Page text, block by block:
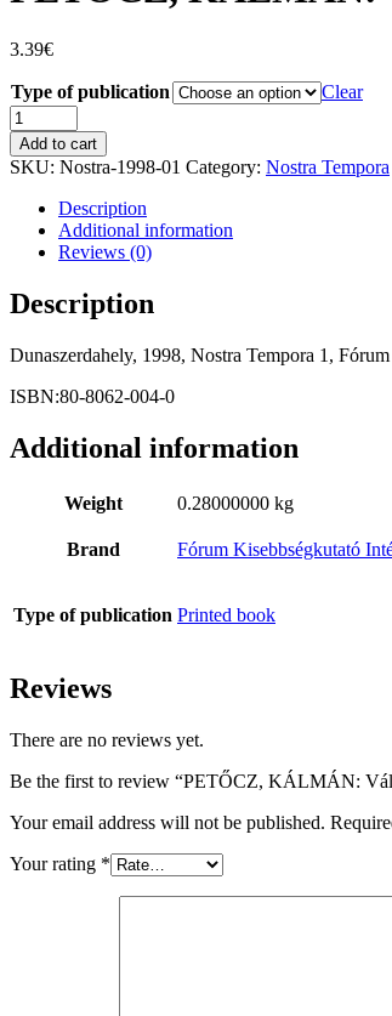
3.39€
Type of publication
Clear
PETŐCZ,
KÁLMÁN:
Választások
és
felosztások
quantity
Add to cart
SKU: Nostra-1998-01 Category: Nostra Tempora
Description
Additional information
Reviews (0)
Description
Dunaszerdahely, 1998, Nostra Tempora 1,
ISBN:80-8062-004-0
Additional information
Weight 0.28000000 kg
Brand Fórum Kisebbségkutató
Type of publication Printed book
Reviews
There are no reviews yet.
Be the first to review “PETŐCZ, KÁLMÁN:
Your email address will not be published.
Your rating *